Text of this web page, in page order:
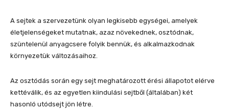
A sejtek a szervezetünk olyan legkisebb egységei, amelyek
életjelenségeket mutatnak, azaz növekednek, osztódnak,
szüntelenül anyagcsere folyik bennük, és alkalmazkodnak
környezetük változásaihoz.
Az osztódás során egy sejt meghatározott érési állapotot elérve
kettéválik, és az egyetlen kiindulási sejtből (általában) két
hasonló utódsejt jön létre.